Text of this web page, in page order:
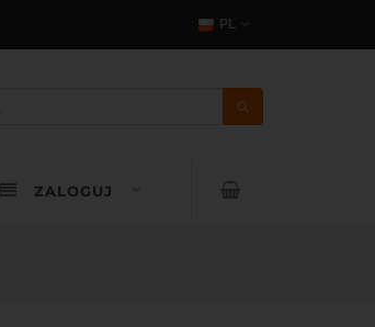
PL
ZALOGUJ